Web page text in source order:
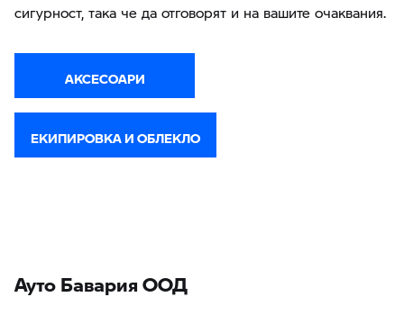
сигурност, така че да отговорят и на вашите очаквания.
АКСЕСОАРИ
ЕКИПИРОВКА И ОБЛЕКЛО
Ауто Бавария ООД